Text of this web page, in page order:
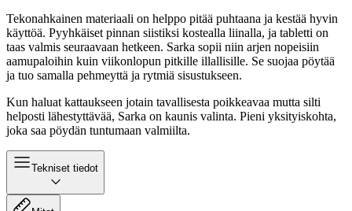
Tekonahkainen materiaali on helppo pitää puhtaana ja kestää hyvin
käyttöä. Pyyhkäiset pinnan siistiksi kostealla liinalla, ja tabletti on
taas valmis seuraavaan hetkeen. Sarka sopii niin arjen nopeisiin
aamupaloihin kuin viikonlopun pitkille illallisille. Se suojaa pöytää
ja tuo samalla pehmeyttä ja rytmiä sisustukseen.
Kun haluat kattaukseen jotain tavallisesta poikkeavaa mutta silti
helposti lähestyttävää, Sarka on kaunis valinta. Pieni yksityiskohta,
joka saa pöydän tuntumaan valmiilta.
Tekniset tiedot